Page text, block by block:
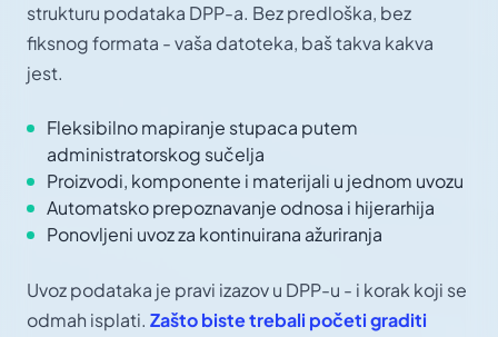
strukturu podataka DPP-a. Bez predloška, bez
fiksnog formata - vaša datoteka, baš takva kakva
jest.
Fleksibilno mapiranje stupaca putem
administratorskog sučelja
Proizvodi, komponente i materijali u jednom uvozu
Automatsko prepoznavanje odnosa i hijerarhija
Ponovljeni uvoz za kontinuirana ažuriranja
Uvoz podataka je pravi izazov u DPP-u - i korak koji se
odmah isplati. Zašto biste trebali početi graditi